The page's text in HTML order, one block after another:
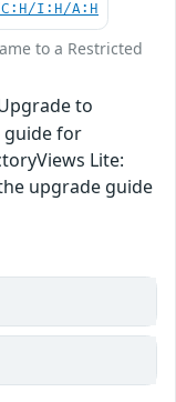
I:H/A:H
to a Restricted
to
guide for
Lite:
upgrade guide